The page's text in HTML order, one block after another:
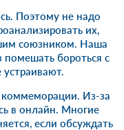
Поэтому не надо
их,
союзником. Наша
помешать бороться с
Из-за
в онлайн. Многие
если обсуждать